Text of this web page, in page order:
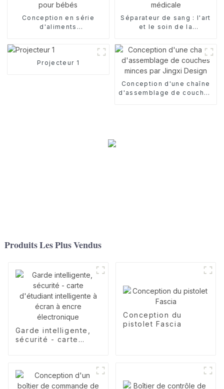
Conception en série
d'aliments
Séparateur de sang : l'art
et le soin de la
Projecteur 1
Conception d'une chaîne
d'assemblage de couches
Produits Les Plus Vendus
Garde intelligente,
sécurité - carte
à encre électronique
Conception du
pistolet Fascia